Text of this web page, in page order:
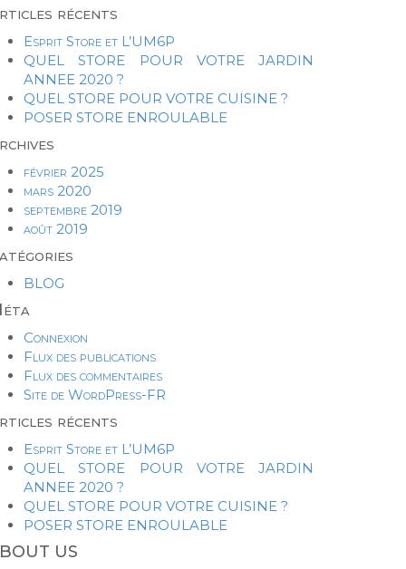
récents
Esprit Store et L’UM6P
QUEL STORE POUR VOTRE JARDIN
ANNEE 2020 ?
QUEL STORE POUR VOTRE CUISINE ?
POSER STORE ENROULABLE
février 2025
mars 2020
septembre 2019
août 2019
BLOG
Connexion
Flux des publications
Flux des commentaires
Site de WordPress-FR
récents
Esprit Store et L’UM6P
QUEL STORE POUR VOTRE JARDIN
ANNEE 2020 ?
QUEL STORE POUR VOTRE CUISINE ?
POSER STORE ENROULABLE
US